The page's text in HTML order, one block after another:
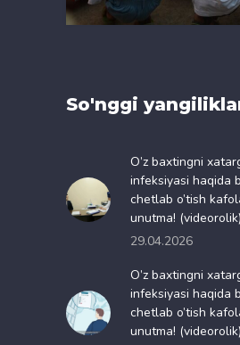
So'nggi
O’z baxtingni
infeksiyasi haqida
chetlab o’tish
unutma! (videorolik)
29.04.2026
O’z baxtingni
infeksiyasi haqida
chetlab o’tish
unutma! (videorolik)